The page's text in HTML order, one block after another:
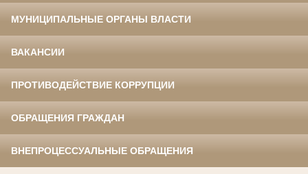
МУНИЦИПАЛЬНЫЕ ОРГАНЫ ВЛАСТИ
ВАКАНСИИ
ПРОТИВОДЕЙСТВИЕ КОРРУПЦИИ
ОБРАЩЕНИЯ ГРАЖДАН
ВНЕПРОЦЕССУАЛЬНЫЕ ОБРАЩЕНИЯ